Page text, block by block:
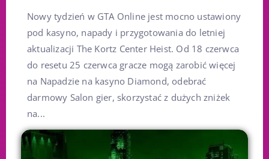
Nowy tydzień w GTA Online jest mocno ustawiony
pod kasyno, napady i przygotowania do letniej
aktualizacji The Kortz Center Heist. Od 18 czerwca
do resetu 25 czerwca gracze mogą zarobić więcej
na Napadzie na kasyno Diamond, odebrać
darmowy Salon gier, skorzystać z dużych zniżek
na...